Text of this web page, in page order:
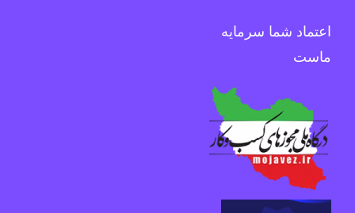
اعتماد شما سرمایه
ماست